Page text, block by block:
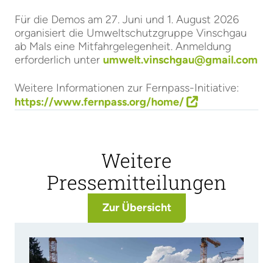
Für die Demos am 27. Juni und 1. August 2026
organisiert die Umweltschutzgruppe Vinschgau
ab Mals eine Mitfahrgelegenheit. Anmeldung
erforderlich unter umwelt.vinschgau@gmail.com
Weitere Informationen zur Fernpass-Initiative:
https://www.fernpass.org/home/
Weitere
Pressemitteilungen
Zur Übersicht